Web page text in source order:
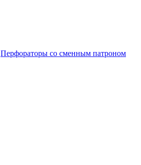
Перфораторы со сменным патроном